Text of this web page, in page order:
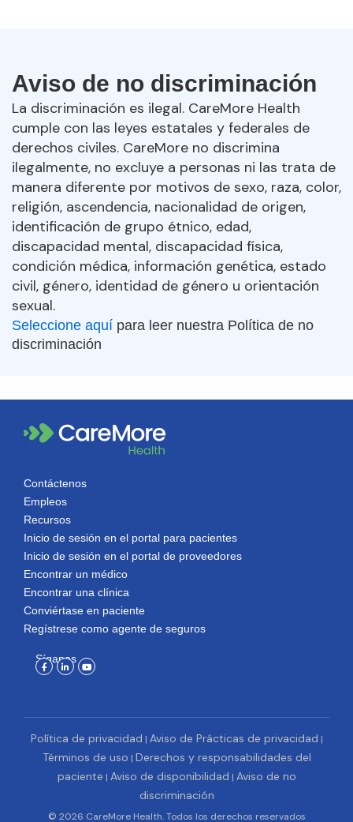
Aviso de no discriminación
La discriminación es ilegal. CareMore Health
cumple con las leyes estatales y federales de
derechos civiles. CareMore no discrimina
ilegalmente, no excluye a personas ni las trata de
manera diferente por motivos de sexo, raza, color,
religión, ascendencia, nacionalidad de origen,
identificación de grupo étnico, edad,
discapacidad mental, discapacidad física,
condición médica, información genética, estado
civil, género, identidad de género u orientación
sexual.
Seleccione aquí para leer nuestra Política de no
discriminación
Contáctenos
Empleos
Recursos
Inicio de sesión en el portal para pacientes
Inicio de sesión en el portal de proveedores
Encontrar un médico
Encontrar una clínica
Conviértase en paciente
Regístrese como agente de seguros
Síganos
Facebook-
f
Linkedin-
in
Youtube
Política de privacidad | Aviso de Prácticas de privacidad |
Términos de uso | Derechos y responsabilidades del
paciente | Aviso de disponibilidad | Aviso de no
discriminación
© 2026 CareMore Health. Todos los derechos reservados